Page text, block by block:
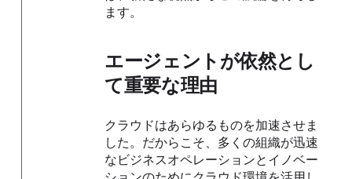
ます。
エージェントが依然とし
て重要な理由
クラウドはあらゆるものを加速させま
した。だからこそ、多くの組織が迅速
なビジネスオペレーションとイノベー